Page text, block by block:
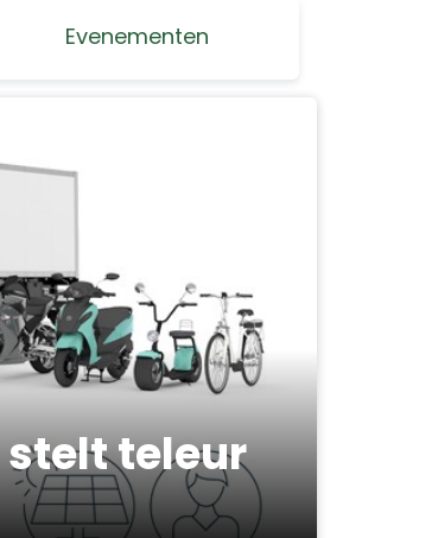
Evenementen
stelt teleur